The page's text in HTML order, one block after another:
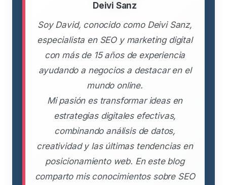
Deivi Sanz
Soy David, conocido como Deivi Sanz,
especialista en SEO y marketing digital
con más de 15 años de experiencia
ayudando a negocios a destacar en el
mundo online.
Mi pasión es transformar ideas en
estrategias digitales efectivas,
combinando análisis de datos,
creatividad y las últimas tendencias en
posicionamiento web. En este blog
comparto mis conocimientos sobre SEO